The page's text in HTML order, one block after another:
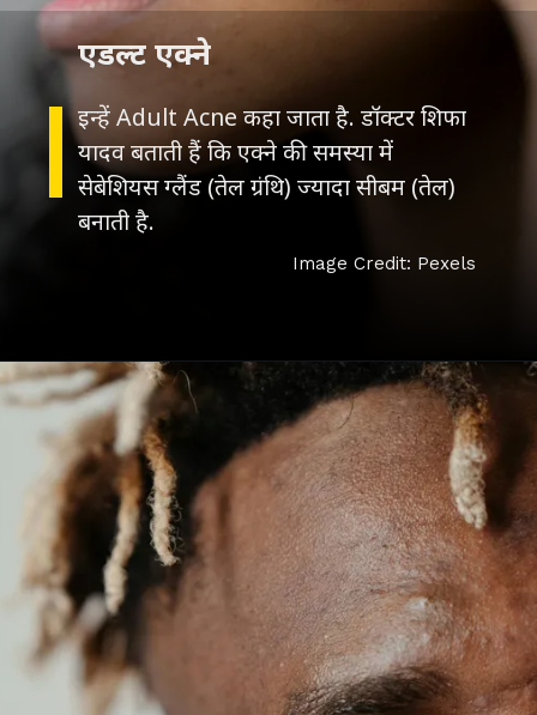
इन्हें Adult Acne कहा जाता है. डॉक्टर शिफा
यादव बताती हैं कि एक्ने की समस्या में
सेबेशियस ग्लैंड (तेल ग्रंथि) ज्यादा सीबम (तेल)
बनाती है.
एडल्ट एक्ने
Image Credit: Pexels